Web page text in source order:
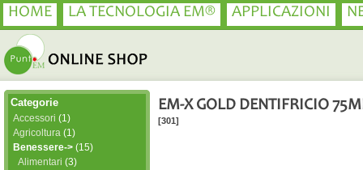
HOME LA TECNOLOGIA EM® APPLICAZIONI
EM-X GOLD DENTIFRICIO
[301]
Categorie
Accessori (1)
Agricoltura (1)
Benessere-> (15)
Alimentari (3)